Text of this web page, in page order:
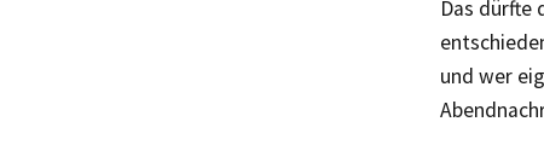
Das dürfte
und wer